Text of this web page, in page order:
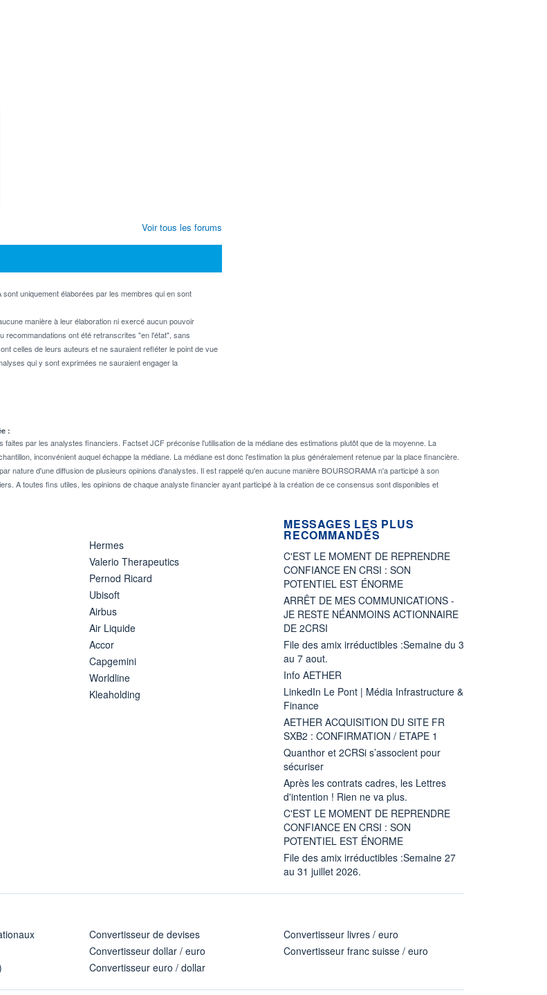
uniquement élaborées par les membres qui en sont
manière à leur élaboration ni exercé aucun pouvoir
recommandations ont été retranscrites "en l'état", sans
celles de leurs auteurs et ne sauraient refléter le point de vue
qui y sont exprimées ne sauraient engager la
Voir tous les forums
:
par les analystes financiers. Factset JCF préconise l'utilisation de la médiane des estimations plutôt que de la moyenne. La
inconvénient auquel échappe la médiane. La médiane est donc l'estimation la plus généralement retenue par la place financière.
nature d'une diffusion de plusieurs opinions d'analystes. Il est rappelé qu'en aucune manière BOURSORAMA n'a participé à son
A toutes fins utiles, les opinions de chaque analyste financier ayant participé à la création de ce consensus sont disponibles et
Hermes
Valerio Therapeutics
Pernod Ricard
Ubisoft
Airbus
Air Liquide
Accor
Capgemini
Worldline
Kleaholding
MESSAGES LES PLUS
RECOMMANDÉS
C'EST LE MOMENT DE REPRENDRE
CONFIANCE EN CRSI : SON
POTENTIEL EST ÉNORME
ARRÊT DE MES COMMUNICATIONS -
JE RESTE NÉANMOINS ACTIONNAIRE
DE 2CRSI
File des amix irréductibles :Semaine du 3
au 7 aout.
Info AETHER
LinkedIn Le Pont | Média Infrastructure &
Finance
AETHER ACQUISITION DU SITE FR
SXB2 : CONFIRMATION / ETAPE 1
Quanthor et 2CRSi s’associent pour
sécuriser
Après les contrats cadres, les Lettres
d'intention ! Rien ne va plus.
C'EST LE MOMENT DE REPRENDRE
CONFIANCE EN CRSI : SON
POTENTIEL EST ÉNORME
File des amix irréductibles :Semaine 27
au 31 juillet 2026.
Convertisseur de devises
Convertisseur dollar / euro
Convertisseur euro / dollar
Convertisseur livres / euro
Convertisseur franc suisse / euro